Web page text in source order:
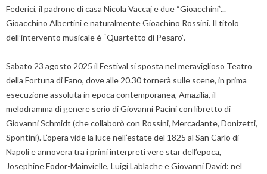
Federici, il padrone di casa Nicola Vaccaj e due “Gioacchini”...
Gioacchino Albertini e naturalmente Gioachino Rossini. Il titolo
dell’intervento musicale è “Quartetto di Pesaro”.
Sabato 23 agosto 2025 il Festival si sposta nel meraviglioso Teatro
della Fortuna di Fano, dove alle 20.30 tornerà sulle scene, in prima
esecuzione assoluta in epoca contemporanea, Amazilia, il
melodramma di genere serio di Giovanni Pacini con libretto di
Giovanni Schmidt (che collaborò con Rossini, Mercadante, Donizetti,
Spontini). L’opera vide la luce nell’estate del 1825 al San Carlo di
Napoli e annovera tra i primi interpreti vere star dell’epoca,
Josephine Fodor-Mainvielle, Luigi Lablache e Giovanni David: nel